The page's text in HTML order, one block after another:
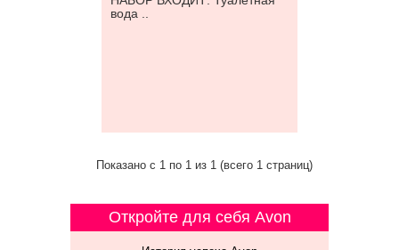
вода ..
Показано с 1 по 1 из 1 (всего 1 страниц)
Откройте для себя Avon